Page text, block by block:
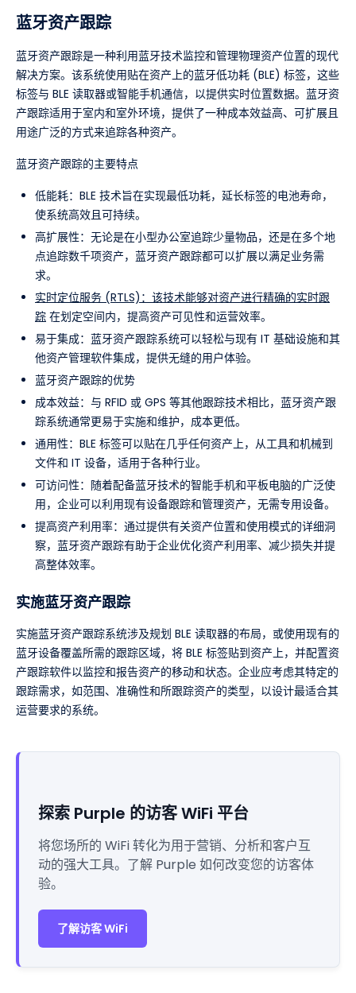
蓝牙资产跟踪
蓝牙资产跟踪是一种利用蓝牙技术监控和管理物理资产位置的现代
解决方案。该系统使用贴在资产上的蓝牙低功耗 (BLE) 标签，这些
标签与 BLE 读取器或智能手机通信，以提供实时位置数据。蓝牙资
产跟踪适用于室内和室外环境，提供了一种成本效益高、可扩展且
用途广泛的方式来追踪各种资产。
蓝牙资产跟踪的主要特点
低能耗：BLE 技术旨在实现最低功耗，延长标签的电池寿命，
使系统高效且可持续。
高扩展性：无论是在小型办公室追踪少量物品，还是在多个地
点追踪数千项资产，蓝牙资产跟踪都可以扩展以满足业务需
求。
实时定位服务 (RTLS)：该技术能够对资产进行精确的实时跟
踪 在划定空间内，提高资产可见性和运营效率。
易于集成：蓝牙资产跟踪系统可以轻松与现有 IT 基础设施和其
他资产管理软件集成，提供无缝的用户体验。
蓝牙资产跟踪的优势
成本效益：与 RFID 或 GPS 等其他跟踪技术相比，蓝牙资产跟
踪系统通常更易于实施和维护，成本更低。
通用性：BLE 标签可以贴在几乎任何资产上，从工具和机械到
文件和 IT 设备，适用于各种行业。
可访问性：随着配备蓝牙技术的智能手机和平板电脑的广泛使
用，企业可以利用现有设备跟踪和管理资产，无需专用设备。
提高资产利用率：通过提供有关资产位置和使用模式的详细洞
察，蓝牙资产跟踪有助于企业优化资产利用率、减少损失并提
高整体效率。
实施蓝牙资产跟踪
实施蓝牙资产跟踪系统涉及规划 BLE 读取器的布局，或使用现有的
蓝牙设备覆盖所需的跟踪区域，将 BLE 标签贴到资产上，并配置资
产跟踪软件以监控和报告资产的移动和状态。企业应考虑其特定的
跟踪需求，如范围、准确性和所跟踪资产的类型，以设计最适合其
运营要求的系统。
探索 Purple 的访客 WiFi 平台
将您场所的 WiFi 转化为用于营销、分析和客户互
动的强大工具。了解 Purple 如何改变您的访客体
验。
了解访客 WiFi